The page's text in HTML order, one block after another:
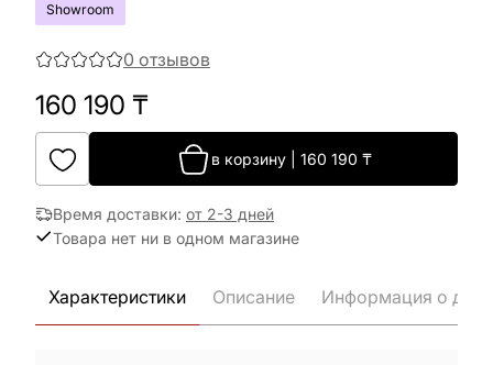
Showroom
0 отзывов
160 190 ₸
в корзину| 160 190 ₸
Время доставки: от 2-3 дней
Товара нет ни в одном магазине
Характеристики Описание Информация о